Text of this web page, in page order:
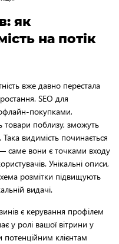
як
на потік
вже давно перестала
SEO для
покупками,
товари поблизу, зможуть
видимість починається
саме вони є точками входу
Унікальні описи,
розмітки підвищують
видачі.
є керування профілем
у ролі вашої вітрини у
клієнтам